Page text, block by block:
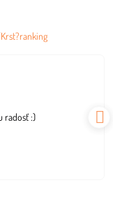
radosť :)